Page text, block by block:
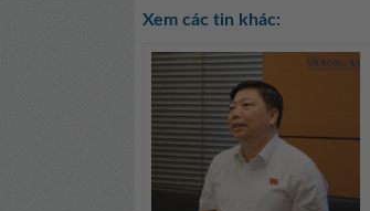
Xem các tin khác: